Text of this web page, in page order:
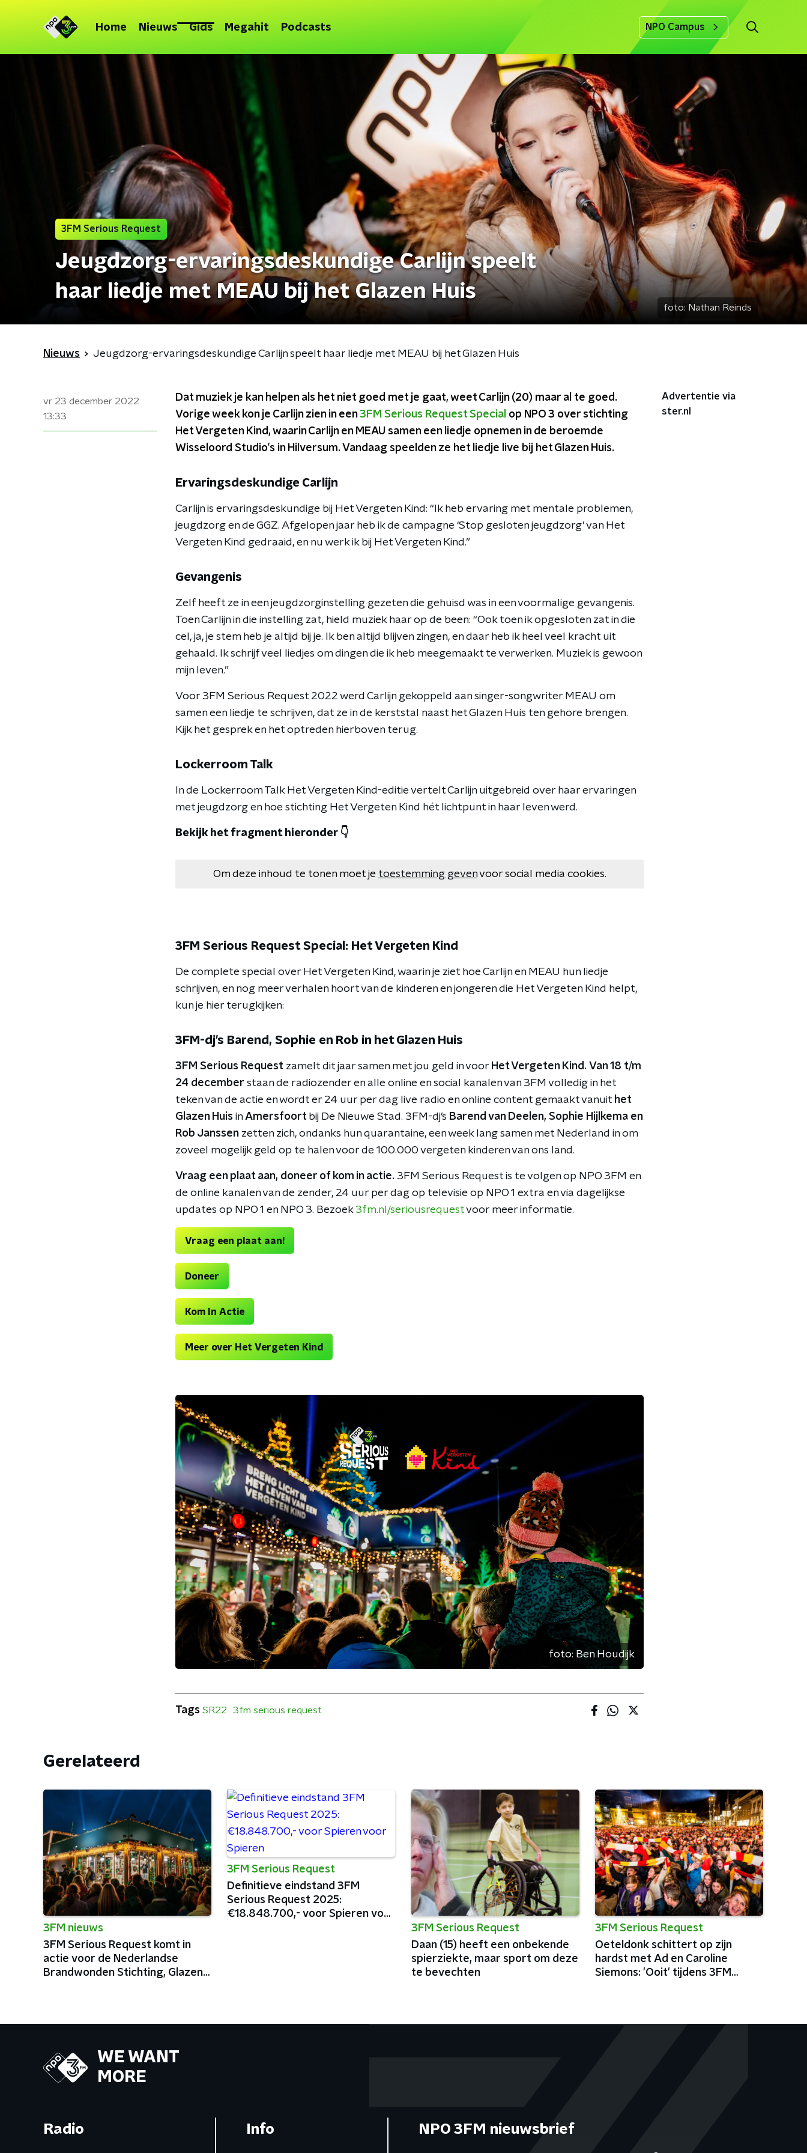
Home Nieuws Gids Megahit Podcasts NPO Campus
3FM Serious Request
Jeugdzorg-ervaringsdeskundige Carlijn speelt
haar liedje met MEAU bij het Glazen Huis
foto: Nathan Reinds
Nieuws Jeugdzorg-ervaringsdeskundige Carlijn speelt haar liedje met MEAU bij het Glazen Huis
vr 23 december 2022
13:33
Dat muziek je kan helpen als het niet goed met je gaat, weet Carlijn (20) maar al te goed.
Vorige week kon je Carlijn zien in een3FM Serious Request Special op NPO 3 over stichting
Het Vergeten Kind, waarin Carlijn en MEAU samen een liedje opnemen in de beroemde
Wisseloord Studio’s in Hilversum. Vandaag speelden ze het liedje live bij het Glazen Huis.
Ervaringsdeskundige Carlijn
Carlijn is ervaringsdeskundige bij Het Vergeten Kind: “Ik heb ervaring met mentale problemen,
jeugdzorg en de GGZ. Afgelopen jaar heb ik de campagne ‘Stop gesloten jeugdzorg’ van Het
Vergeten Kind gedraaid, en nu werk ik bij Het Vergeten Kind.”
Gevangenis
Zelf heeft ze in een jeugdzorginstelling gezeten die gehuisd was in een voormalige gevangenis.
Toen Carlijn in die instelling zat, hield muziek haar op de been: “Ook toen ik opgesloten zat in die
cel, ja, je stem heb je altijd bij je. Ik ben altijd blijven zingen, en daar heb ik heel veel kracht uit
gehaald. Ik schrijf veel liedjes om dingen die ik heb meegemaakt te verwerken. Muziek is gewoon
mijn leven.”
Voor 3FM Serious Request 2022 werd Carlijn gekoppeld aan singer-songwriter MEAU om
samen een liedje te schrijven, dat ze in de kerststal naast het Glazen Huis ten gehore brengen.
Kijk het gesprek en het optreden hierboven terug.
Lockerroom Talk
In de Lockerroom Talk Het Vergeten Kind-editie vertelt Carlijn uitgebreid over haar ervaringen
met jeugdzorg en hoe stichting Het Vergeten Kind hét lichtpunt in haar leven werd.
Bekijk het fragment hieronder 👇
Om deze inhoud te tonen moet je toestemming gevenvoor social media cookies.
3FM Serious Request Special: Het Vergeten Kind
De complete special over Het Vergeten Kind, waarin je ziet hoe Carlijn en MEAU hun liedje
schrijven, en nog meer verhalen hoort van de kinderen en jongeren die Het Vergeten Kind helpt,
kun je hier terugkijken:
3FM-dj's Barend, Sophie en Rob in het Glazen Huis
3FM Serious Request zamelt dit jaar samen met jou geld in voor Het Vergeten Kind. Van 18 t/m
24 december staan de radiozender en alle online en social kanalen van 3FM volledig in het
teken van de actie en wordt er 24 uur per dag live radio en online content gemaakt vanuit het
Glazen Huis in Amersfoort bij De Nieuwe Stad. 3FM-dj’s Barend van Deelen, Sophie Hijlkema en
Rob Janssen zetten zich, ondanks hun quarantaine, een week lang samen met Nederland in om
zoveel mogelijk geld op te halen voor de 100.000 vergeten kinderen van ons land.
Vraag een plaat aan, doneer of kom in actie. 3FM Serious Request is te volgen op NPO 3FM en
de online kanalen van de zender, 24 uur per dag op televisie op NPO 1 extra en via dagelijkse
updates op NPO 1 en NPO 3. Bezoek3fm.nl/seriousrequestvoor meer informatie.
Vraag een plaat aan!
Doneer
Kom In Actie
Meer over Het Vergeten Kind
foto: Ben Houdijk
Advertentie via
ster.nl
Tags SR22 3fm serious request
Gerelateerd
3FM nieuws
3FM Serious Request komt in
actie voor de Nederlandse
Brandwonden Stichting, Glazen
3FM Serious Request
Definitieve eindstand 3FM
Serious Request 2025:
€18.848.700,- voor Spieren voor
3FM Serious Request
Daan (15) heeft een onbekende
spierziekte, maar sport om deze
te bevechten
3FM Serious Request
Oeteldonk schittert op zijn
hardst met Ad en Caroline
Siemons: 'Ooit' tijdens 3FM
WE WANT
MORE
Radio Info NPO 3FM nieuwsbrief